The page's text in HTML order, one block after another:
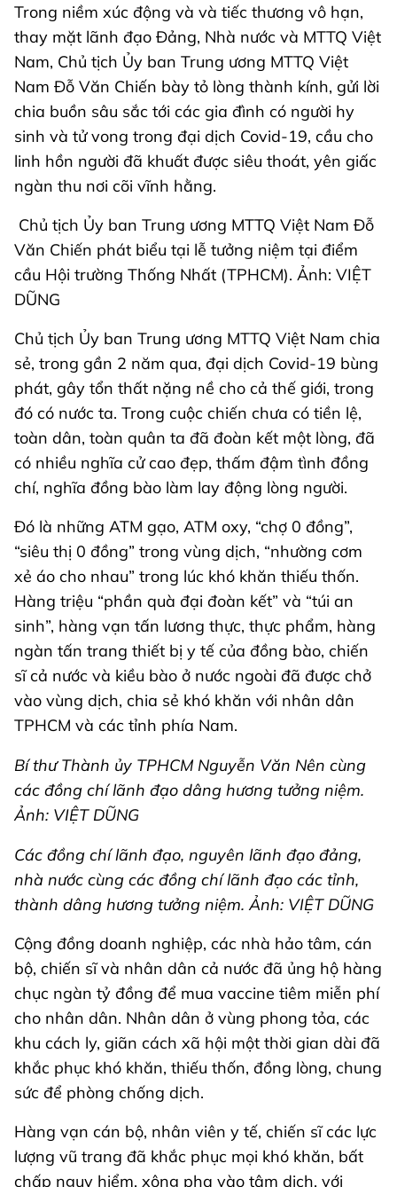
Trong niềm xúc động và và tiếc thương vô hạn,
thay mặt lãnh đạo Đảng, Nhà nước và MTTQ Việt
Nam, Chủ tịch Ủy ban Trung ương MTTQ Việt
Nam Đỗ Văn Chiến bày tỏ lòng thành kính, gửi lời
chia buồn sâu sắc tới các gia đình có người hy
sinh và tử vong trong đại dịch Covid-19, cầu cho
linh hồn người đã khuất được siêu thoát, yên giấc
ngàn thu nơi cõi vĩnh hằng.
Chủ tịch Ủy ban Trung ương MTTQ Việt Nam Đỗ
Văn Chiến phát biểu tại lễ tưởng niệm tại điểm
cầu Hội trường Thống Nhất (TPHCM). Ảnh: VIỆT
DŨNG
Chủ tịch Ủy ban Trung ương MTTQ Việt Nam chia
sẻ, trong gần 2 năm qua, đại dịch Covid-19 bùng
phát, gây tổn thất nặng nề cho cả thế giới, trong
đó có nước ta. Trong cuộc chiến chưa có tiền lệ,
toàn dân, toàn quân ta đã đoàn kết một lòng, đã
có nhiều nghĩa cử cao đẹp, thấm đậm tình đồng
chí, nghĩa đồng bào làm lay động lòng người.
Đó là những ATM gạo, ATM oxy, “chợ 0 đồng”,
“siêu thị 0 đồng” trong vùng dịch, “nhường cơm
xẻ áo cho nhau” trong lúc khó khăn thiếu thốn.
Hàng triệu “phần quà đại đoàn kết” và “túi an
sinh”, hàng vạn tấn lương thực, thực phẩm, hàng
ngàn tấn trang thiết bị y tế của đồng bào, chiến
sĩ cả nước và kiều bào ở nước ngoài đã được chở
vào vùng dịch, chia sẻ khó khăn với nhân dân
TPHCM và các tỉnh phía Nam.
Bí thư Thành ủy TPHCM Nguyễn Văn Nên cùng
các đồng chí lãnh đạo dâng hương tưởng niệm.
Ảnh: VIỆT DŨNG
Các đồng chí lãnh đạo, nguyên lãnh đạo đảng,
nhà nước cùng các đồng chí lãnh đạo các tỉnh,
thành dâng hương tưởng niệm. Ảnh: VIỆT DŨNG
Cộng đồng doanh nghiệp, các nhà hảo tâm, cán
bộ, chiến sĩ và nhân dân cả nước đã ủng hộ hàng
chục ngàn tỷ đồng để mua vaccine tiêm miễn phí
cho nhân dân. Nhân dân ở vùng phong tỏa, các
khu cách ly, giãn cách xã hội một thời gian dài đã
khắc phục khó khăn, thiếu thốn, đồng lòng, chung
sức để phòng chống dịch.
Hàng vạn cán bộ, nhân viên y tế, chiến sĩ các lực
lượng vũ trang đã khắc phục mọi khó khăn, bất
chấp nguy hiểm, xông pha vào tâm dịch, với